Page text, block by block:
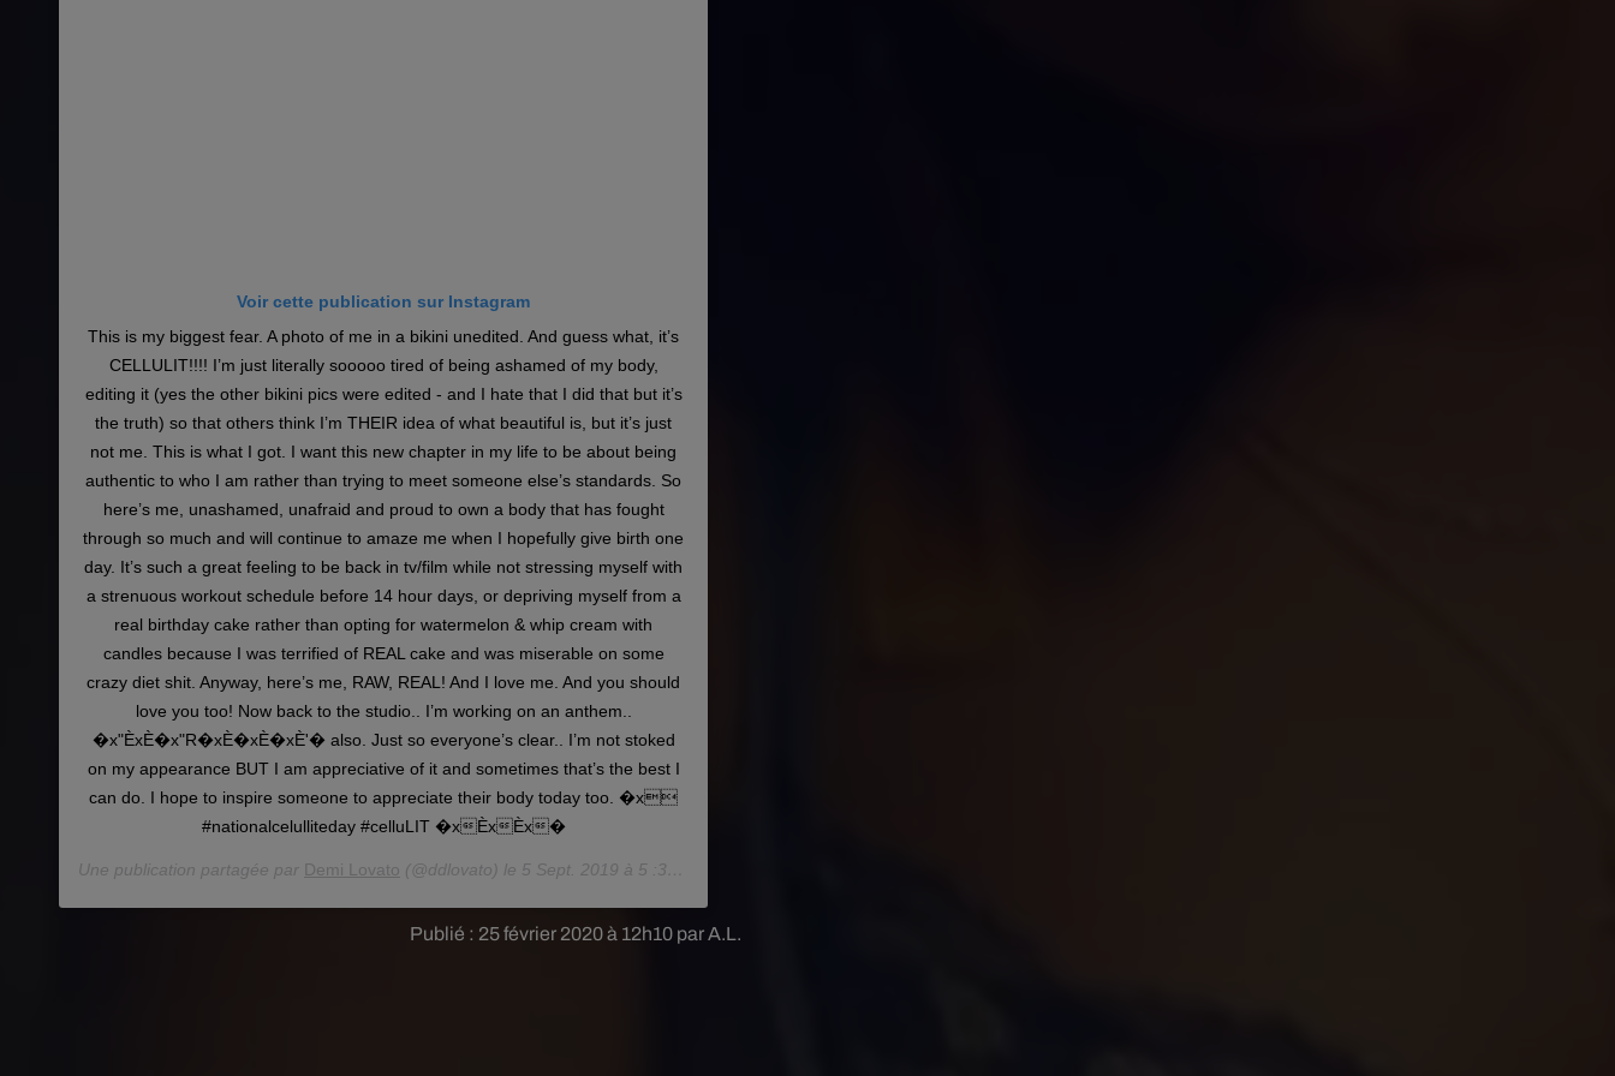
Publié : 25 février 2020 à 12h10 par A.L.
Voir cette publication sur Instagram
This is my biggest fear. A photo of me in a bikini unedited. And guess what, it’s
CELLULIT!!!! I’m just literally sooooo tired of being ashamed of my body,
editing it (yes the other bikini pics were edited - and I hate that I did that but it’s
the truth) so that others think I’m THEIR idea of what beautiful is, but it’s just
not me. This is what I got. I want this new chapter in my life to be about being
authentic to who I am rather than trying to meet someone else’s standards. So
here’s me, unashamed, unafraid and proud to own a body that has fought
through so much and will continue to amaze me when I hopefully give birth one
day. It’s such a great feeling to be back in tv/film while not stressing myself with
a strenuous workout schedule before 14 hour days, or depriving myself from a
real birthday cake rather than opting for watermelon & whip cream with
candles because I was terrified of REAL cake and was miserable on some
crazy diet shit. Anyway, here’s me, RAW, REAL! And I love me. And you should
love you too! Now back to the studio.. I’m working on an anthem..
�x"ÈxÈ�x"R�xÈ�xÈ�xÈ‍'�️ also. Just so everyone’s clear.. I’m not stoked
on my appearance BUT I am appreciative of it and sometimes that’s the best I
can do. I hope to inspire someone to appreciate their body today too. �x
#nationalcelulliteday #celluLIT �xÈxÈx�
Une publication partagée par Demi Lovato (@ddlovato) le 5 Sept. 2019 à 5 :30 PDT